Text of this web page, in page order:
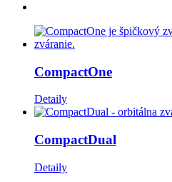
CompactOne
Detaily
CompactDual
Detaily